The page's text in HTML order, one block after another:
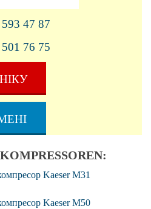
47 87
76 75
Kaeser M31
Kaeser M50